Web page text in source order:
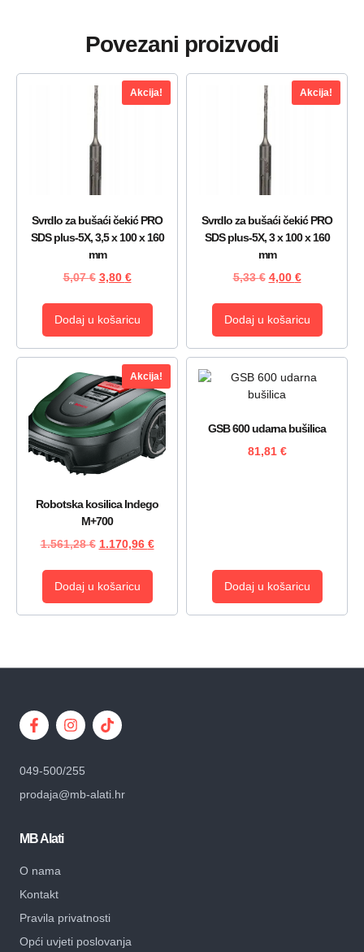
Povezani proizvodi
Akcija!
Svrdlo za bušaći čekić PRO
SDS plus-5X, 3,5 x 100 x 160
mm
5,07€ 3,80 €
Dodaj u košaricu
Akcija!
Svrdlo za bušaći čekić PRO
SDS plus-5X, 3 x 100 x 160
mm
5,33€ 4,00 €
Dodaj u košaricu
Akcija!
Robotska kosilica Indego
M+700
1.561,28€ 1.170,96 €
Dodaj u košaricu
GSB 600 udarna bušilica
81,81 €
Dodaj u košaricu
049-500/255
prodaja@mb-alati.hr
MB Alati
O nama
Kontakt
Pravila privatnosti
Opći uvjeti poslovanja